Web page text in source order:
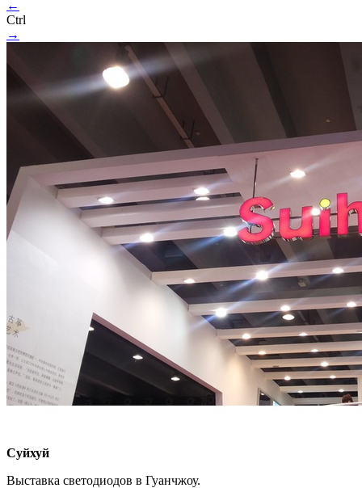
←
Ctrl
→
Суйхуй
Выставка светодиодов в Гуанчжоу.